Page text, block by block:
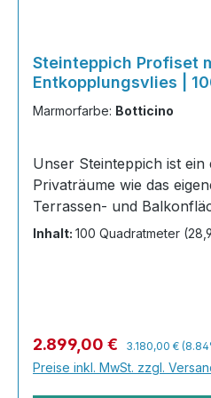
Steinteppich Profiset
Entkopplungsvlies |
Marmorfarbe: Botticino
Unser Steinteppich ist
Privaträume wie das
Terrassen- und
Gewerbeobjekte und
und einfach zu verlegen.
Shop nach Ihrer
gleich los! Inhalt 40x25kg
Inhalt: 100 Quadratmeter
Verkaufspreis:
2.899,00 € Regulärer Preis:
3.180,00 €
Preise inkl. MwSt. zzgl.